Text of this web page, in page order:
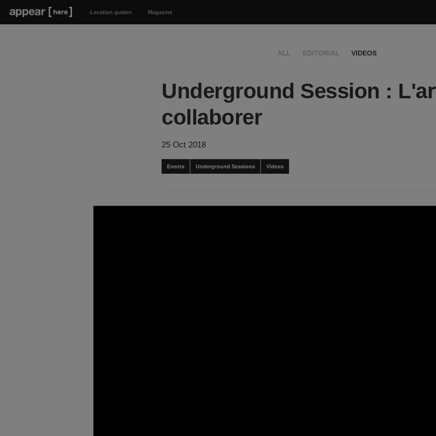
Location guides Magazine
ALL EDITORIAL VIDEOS
Underground Session :
collaborer
25 Oct 2018
Events Underground Sessions Videos